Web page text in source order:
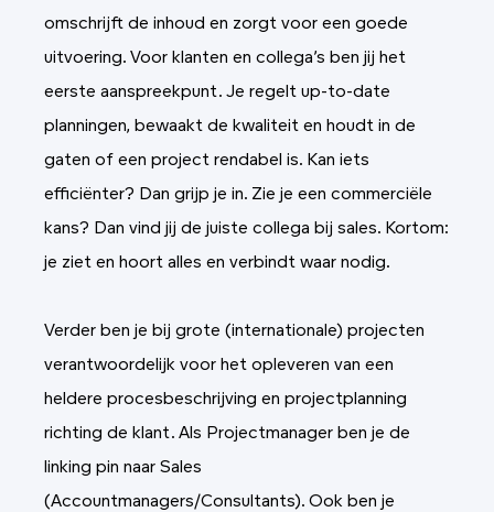
omschrijft de inhoud en zorgt voor een goede
uitvoering. Voor klanten en collega’s ben jij het
eerste aanspreekpunt. Je regelt up-to-date
planningen, bewaakt de kwaliteit en houdt in de
gaten of een project rendabel is. Kan iets
efficiënter? Dan grijp je in. Zie je een commerciële
kans? Dan vind jij de juiste collega bij sales. Kortom:
je ziet en hoort alles en verbindt waar nodig.
Verder ben je bij grote (internationale) projecten
verantwoordelijk voor het opleveren van een
heldere procesbeschrijving en projectplanning
richting de klant. Als Projectmanager ben je de
linking pin naar Sales
(Accountmanagers/Consultants). Ook ben je